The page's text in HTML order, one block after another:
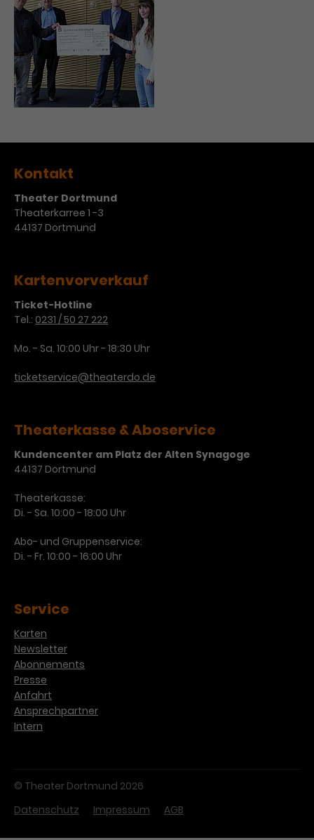
Kontakt
Theater Dortmund
Theaterkarree 1 -3
44137 Dortmund
Kartenvorverkauf
Ticket-Hotline
Tel.: 0231 / 50 27 222
Mo. - Sa. 10:00 Uhr - 18:30 Uhr
ticketservice@theaterdo.de
Theaterkasse & Aboservice
Kundencenter am Platz der Alten Synagoge
44137 Dortmund
Theaterkasse:
Di. - Sa. 10:00 - 18:00 Uhr
Abo- und Gruppenservice:
Di. - Fr. 10:00 - 16:00 Uhr
Service
Karten
Newsletter
Abonnements
Presse
Anfahrt
Ansprechpartner
Intern
© Theater Dortmund 2026
Datenschutz
Impressum AGB